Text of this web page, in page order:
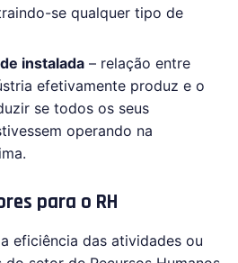
se qualquer tipo de
instalada – relação entre
efetivamente produz e o
se todos os seus
operando na
para o RH
eficiência das atividades ou